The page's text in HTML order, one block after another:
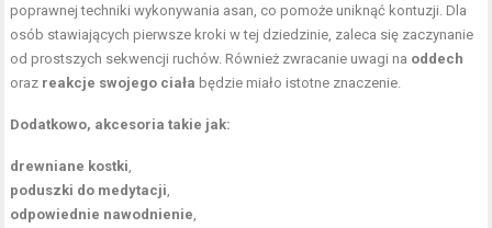
poprawnej techniki wykonywania asan, co pomoże uniknąć kontuzji. Dla
osób stawiających pierwsze kroki w tej dziedzinie, zaleca się zaczynanie
od prostszych sekwencji ruchów. Również zwracanie uwagi na oddech
oraz reakcje swojego ciała będzie miało istotne znaczenie.
Dodatkowo, akcesoria takie jak:
drewniane kostki
poduszki do medytacji
odpowiednie nawodnienie